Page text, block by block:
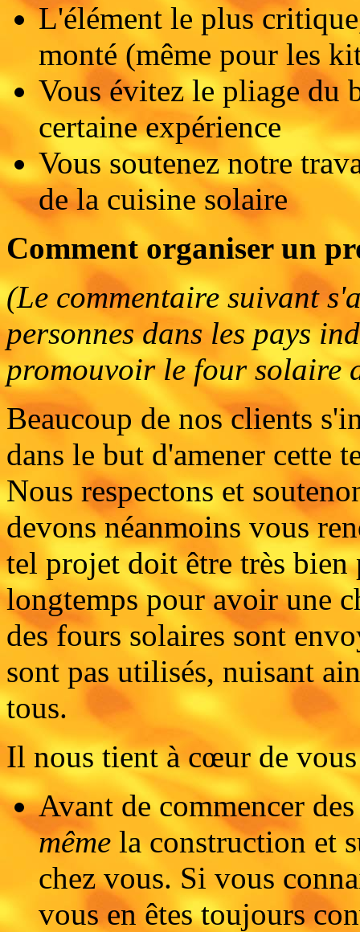
L'élément le plus
monté (même pour les
Vous évitez le pliage du
certaine expérience
Vous soutenez notre
de la cuisine solaire
Comment organiser un
(Le commentaire suivant
personnes dans les pays
promouvoir le four solaire
Beaucoup de nos clients
dans le but d'amener cette
Nous respectons et
devons néanmoins vous
tel projet doit être très
longtemps pour avoir une
des fours solaires sont
sont pas utilisés, nuisant
tous.
Il nous tient à cœur de
Avant de commencer
même la construction et
chez vous. Si vous
vous en êtes toujours